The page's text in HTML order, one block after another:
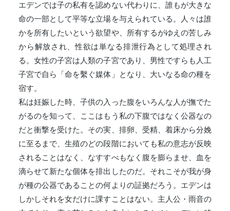
エデンでは子の私有を認めない代わりに、誰もが大きな
命の一部として平等な立場を与えられている。人々は誰
かを所有したいという欲望や、所有するがゆえの苦しみ
から解放され、性欲は単なる排泄行為として処理され
る。女性の子宮は人類の子宮であり、男性ですらも人工
子宮で自ら「命を繫ぐ媒体」となり、大いなる命の種を
宿す。
私は妊娠した時、子供の入った腹をいろんな人が撫でた
がるのを知って、ここはもう私の下腹ではなく公器なの
だと衝撃を受けた。その実、排卵、受精、着床から分娩
に至るまで、生殖のどの段階においても私の意志が反映
されることはなく、なすすべもなく腹を膨らませ、血を
滴らせて新たな個体を排出したのだ。それこそが我が身
が種の公器であることの何よりの証拠だろう。エデンは
しかしそれを女だけに課すことはない。主人公・雨音の